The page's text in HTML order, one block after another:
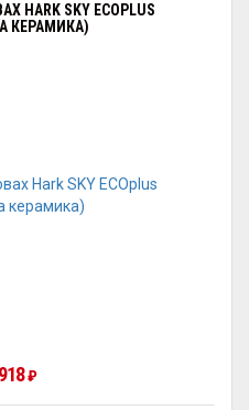
SKY ECOPLUS
КЕРАМИКА)
₽